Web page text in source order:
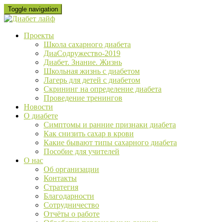
Skip
to
content
Toggle navigation
Проекты
Школа сахарного диабета
ДиаСодружество-2019
Диабет. Знание. Жизнь
Школьная жизнь с диабетом
Лагерь для детей с диабетом
Скрининг на определение диабета
Проведение тренингов
Новости
О диабете
Cимптомы и ранние признаки диабета
Как снизить сахар в крови
Какие бывают типы сахарного диабета
Пособие для учителей
О нас
Об организации
Контакты
Стратегия
Благодарности
Сотрудничество
Отчёты о работе